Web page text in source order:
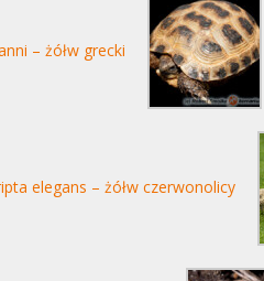
– żółw grecki
elegans – żółw czerwonolicy